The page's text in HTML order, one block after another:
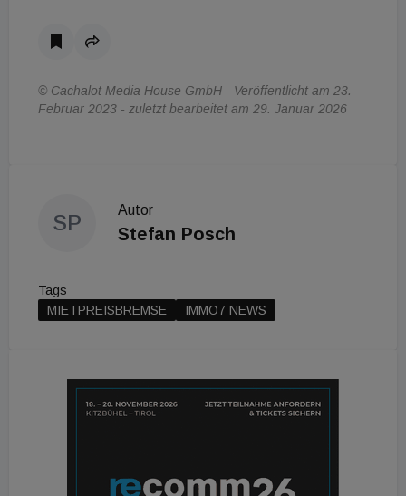
© Cachalot Media House GmbH - Veröffentlicht am 23.
Februar 2023 - zuletzt bearbeitet am 29. Januar 2026
SP
Autor
Stefan Posch
Tags
MIETPREISBREMSE
IMMO7 NEWS